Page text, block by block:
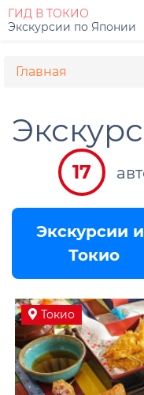
ГИД В ТОКИО
Экскурсии по Японии
Вы
Главная
17
Экскурсии
Токио
Токио